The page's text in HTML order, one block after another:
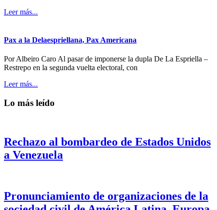
Leer más...
Pax a la Delaespriellana, Pax Americana
Por Albeiro Caro Al pasar de imponerse la dupla De La Espriella –
Restrepo en la segunda vuelta electoral, con
Leer más...
Lo más leído
Rechazo al bombardeo de Estados Unidos
a Venezuela
Pronunciamiento de organizaciones de la